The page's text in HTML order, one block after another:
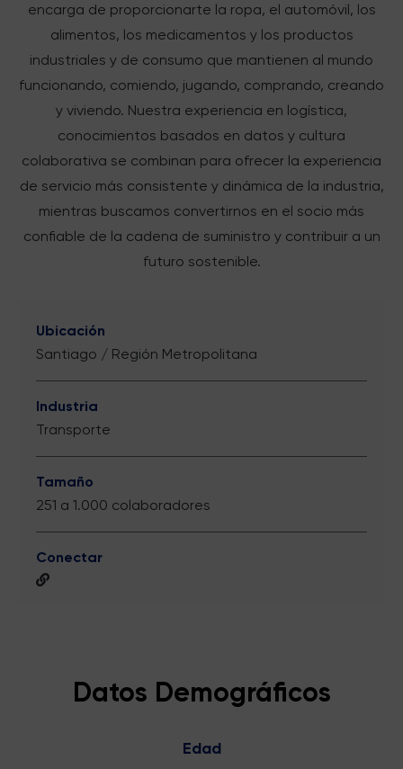
encarga de proporcionarte la ropa, el automóvil, los
alimentos, los medicamentos y los productos
industriales y de consumo que mantienen al mundo
funcionando, comiendo, jugando, comprando, creando
y viviendo. Nuestra experiencia en logística,
conocimientos basados en datos y cultura
colaborativa se combinan para ofrecer la experiencia
de servicio más consistente y dinámica de la industria,
mientras buscamos convertirnos en el socio más
confiable de la cadena de suministro y contribuir a un
futuro sostenible.
Ubicación
Santiago / Región Metropolitana
Industria
Transporte
Tamaño
251 a 1.000 colaboradores
Conectar
Datos Demográficos
Edad